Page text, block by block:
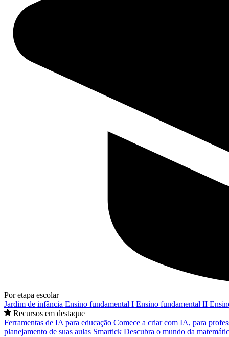
Por etapa escolar
Jardim de infância Ensino fundamental I Ensino fundamental II
Recursos em destaque
Ferramentas de IA para educação Comece a criar com IA, para
planejamento de suas aulas Smartick Descubra o mundo da